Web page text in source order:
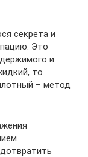
секрета и
Это
и
то
– метод